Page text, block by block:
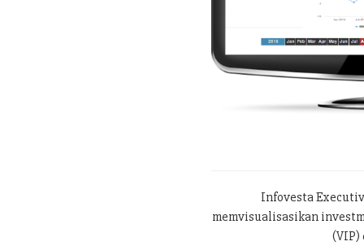
Infovesta
memvisualisasikan
(VIP)